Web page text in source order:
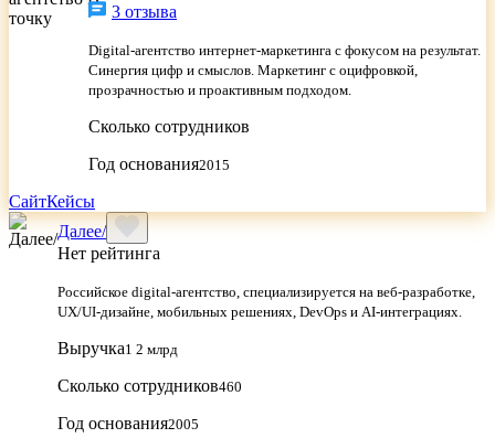
3 отзыва
Digital-агентство интернет-маркетинга с фокусом на результат.
Синергия цифр и смыслов. Маркетинг с оцифровкой,
прозрачностью и проактивным подходом.
Сколько сотрудников
Год основания2015
СайтКейсы
Далее/
Нет рейтинга
Российское digital-агентство, специализируется на веб-разработке,
UX/UI-дизайне, мобильных решениях, DevOps и AI-интеграциях.
Выручка1 2 млрд
Сколько сотрудников460
Год основания2005